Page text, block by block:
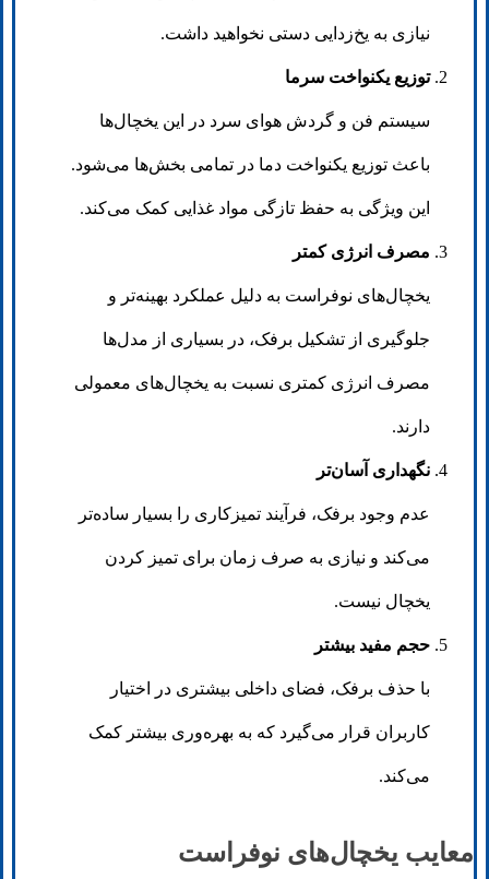
نیازی به یخ‌زدایی دستی نخواهید داشت.
توزیع یکنواخت سرما
سیستم فن و گردش هوای سرد در این یخچال‌ها
باعث توزیع یکنواخت دما در تمامی بخش‌ها می‌شود.
این ویژگی به حفظ تازگی مواد غذایی کمک می‌کند.
مصرف انرژی کمتر
یخچال‌های نوفراست به دلیل عملکرد بهینه‌تر و
جلوگیری از تشکیل برفک، در بسیاری از مدل‌ها
مصرف انرژی کمتری نسبت به یخچال‌های معمولی
دارند.
نگهداری آسان‌تر
عدم وجود برفک، فرآیند تمیزکاری را بسیار ساده‌تر
می‌کند و نیازی به صرف زمان برای تمیز کردن
یخچال نیست.
حجم مفید بیشتر
با حذف برفک، فضای داخلی بیشتری در اختیار
کاربران قرار می‌گیرد که به بهره‌وری بیشتر کمک
می‌کند.
معایب یخچال‌های نوفراست